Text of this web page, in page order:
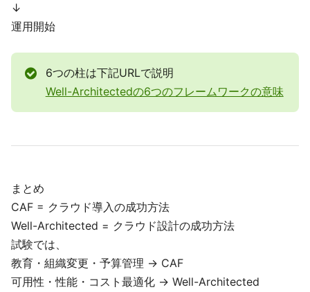
↓
運用開始
6つの柱は下記URLで説明
Well-Architectedの6つのフレームワークの意味
まとめ
CAF = クラウド導入の成功方法
Well-Architected = クラウド設計の成功方法
試験では、
教育・組織変更・予算管理 → CAF
可用性・性能・コスト最適化 → Well-Architected